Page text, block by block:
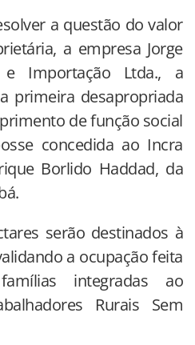
a questão do valor
a empresa Jorge
e Importação Ltda., a
primeira desapropriada
de função social
concedida ao Incra
Borlido Haddad, da
serão destinados à
a ocupação feita
integradas ao
Rurais Sem